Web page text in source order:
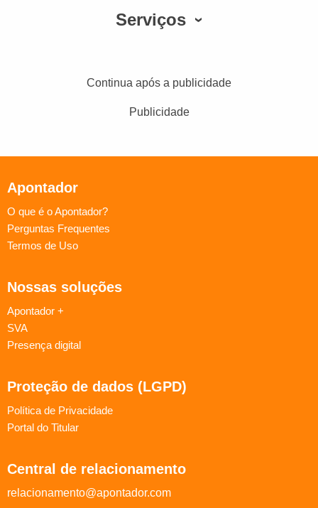
Serviços
Continua após a publicidade
Publicidade
Apontador
O que é o Apontador?
Perguntas Frequentes
Termos de Uso
Nossas soluções
Apontador +
SVA
Presença digital
Proteção de dados (LGPD)
Política de Privacidade
Portal do Titular
Central de relacionamento
relacionamento@apontador.com